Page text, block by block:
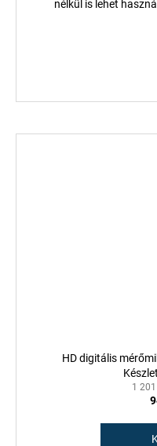
nélkül is lehet
HD digitális
1